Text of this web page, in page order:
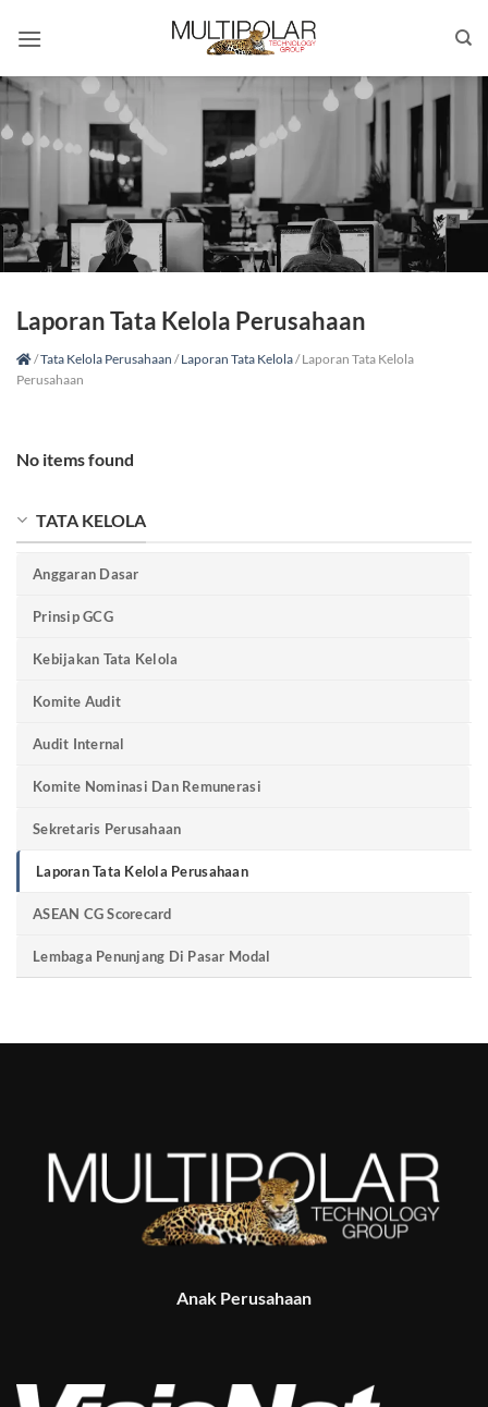
Laporan Tata Kelola Perusahaan
/Tata Kelola Perusahaan /Laporan Tata Kelola/Laporan Tata Kelola
Perusahaan
No items found
TATA KELOLA
Anggaran Dasar
Prinsip GCG
Kebijakan Tata Kelola
Komite Audit
Audit Internal
Komite Nominasi Dan Remunerasi
Sekretaris Perusahaan
Laporan Tata Kelola Perusahaan
ASEAN CG Scorecard
Lembaga Penunjang Di Pasar Modal
Anak Perusahaan